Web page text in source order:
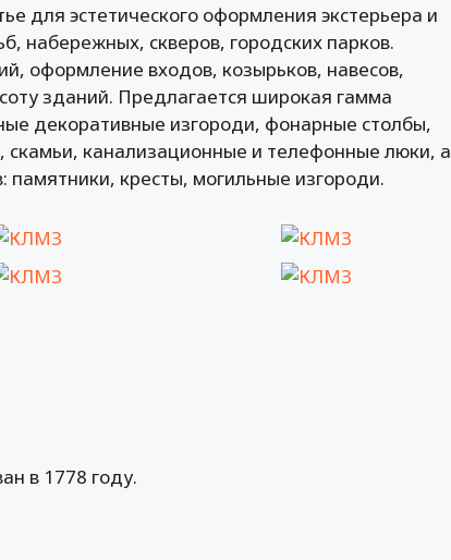
для эстетического оформления экстерьера и
набережных, скверов, городских парков.
оформление входов, козырьков, навесов,
зданий. Предлагается широкая гамма
декоративные изгороди, фонарные столбы,
канализационные и телефонные люки, а
кресты, могильные изгороди.
в 1778 году.